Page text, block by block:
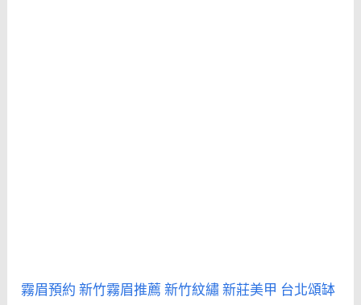
霧眉預約新竹霧眉推薦新竹紋繡新莊美甲 台北頌缽